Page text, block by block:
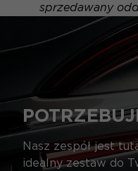
sprzedawany
Nasz zespół jest
idealny zestaw do